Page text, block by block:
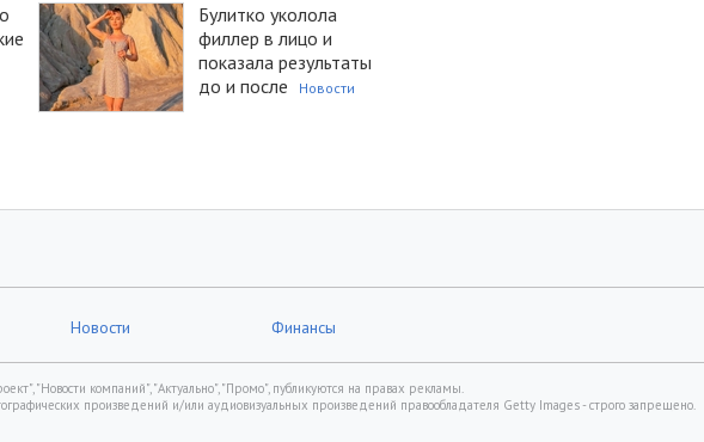
Булитко уколола
филлер в лицо и
показала результаты
до и после
Новости
Новости Финансы
"Новости компаний", "Актуально", "Промо", публикуются на правах рекламы.
произведений и/или аудиовизуальных произведений правообладателя Getty Images - строго запрещено.